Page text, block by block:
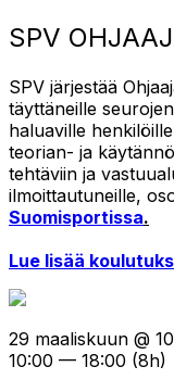
SPV
SPV järjestää
täyttäneille
haluaville
teorian- ja
tehtäviin ja
ilmoittautuneille,
Suomisportissa.
Lue lisää
29 maaliskuun @
10:00 — 18:00 (8h)